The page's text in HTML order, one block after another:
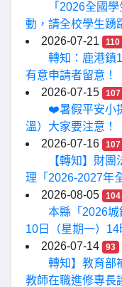
「2026全國
動，請全校學生踴
2026-07-21
110
轉知：鹿港鎮
有意申請者留意！
2026-07-15
107
❤️暑假平安小
溫）大家要注意！
2026-07-16
107
【轉知】財
理「2026-2027年
2026-08-05
104
本縣「2026城
10日（星期一）14
2026-07-14
93
轉知】教育部
教師在職進修專長